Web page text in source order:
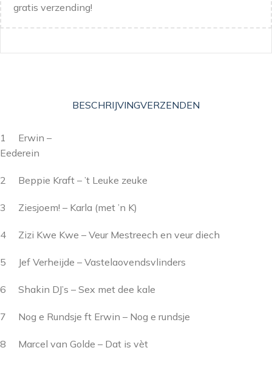
gratis verzending!
BESCHRIJVINGVERZENDEN
1 Erwin –
2 Beppie Kraft – ’t Leuke zeuke
3 Ziesjoem! – Karla (met ’n K)
4 Zizi Kwe Kwe – Veur Mestreech en veur diech
5 Jef Verheijde – Vastelaovendsvlinders
6 Shakin DJ’s – Sex met dee kale
7 Nog e Rundsje ft Erwin – Nog e rundsje
8 Marcel van Golde – Dat is vèt